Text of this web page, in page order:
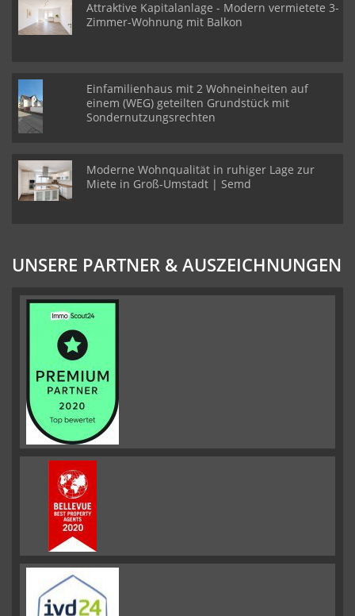
Attraktive Kapitalanlage - Modern vermietete 3-
Zimmer-Wohnung mit Balkon
Einfamilienhaus mit 2 Wohneinheiten auf
einem (WEG) geteilten Grundstück mit
Sondernutzungsrechten
Moderne Wohnqualität in ruhiger Lage zur
Miete in Groß-Umstadt | Semd
UNSERE PARTNER & AUSZEICHNUNGEN